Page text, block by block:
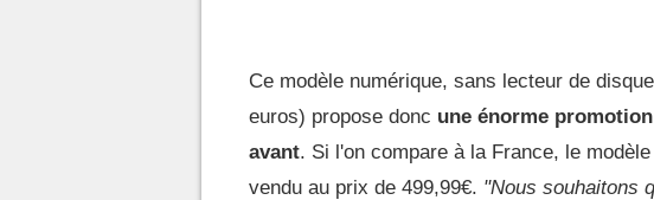
Ce modèle numérique, sans lecteur de
euros) propose donc une énorme
avant. Si l'on compare à la France, le
vendu au prix de 499,99€. "Nous souhaitons